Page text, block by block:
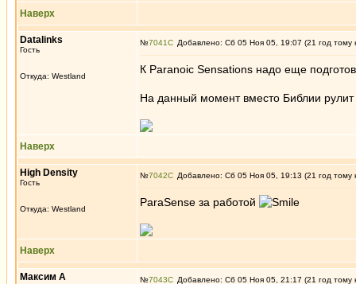
Наверх
Datalinks
Гость
Откуда: Westland
№7041 Добавлено: Сб 05 Ноя 05, 19:07 (21 год тому
К Paranoic Sensations надо еще
На данный момент вместо Библии
Наверх
High Density
Гость
Откуда: Westland
№7042 Добавлено: Сб 05 Ноя 05, 19:13 (21 год тому
ParaSense за работой
Наверх
Максим А №7043 Добавлено: Сб 05 Ноя 05, 21:17 (21 год тому